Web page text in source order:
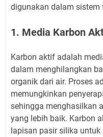
digunakan dalam sistem
1. Media Karbon
Karbon aktif adalah
dalam menghilangkan
organik dari air. Proses
memungkinkan
sehingga menghasilkan
yang lebih baik. Karbon
lapisan pasir silika